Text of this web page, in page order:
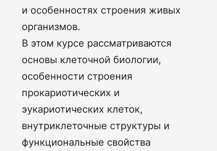
и особенностях строения живых
организмов.
В этом курсе рассматриваются
основы клеточной биологии,
особенности строения
прокариотических и
эукариотических клеток,
внутриклеточные структуры и
функциональные свойства